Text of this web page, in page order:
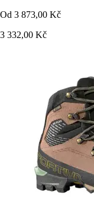
Od 3 873,00 Kč
3 332,00 Kč